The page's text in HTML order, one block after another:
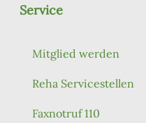
Service
Mitglied werden
Reha Servicestellen
Faxnotruf 110